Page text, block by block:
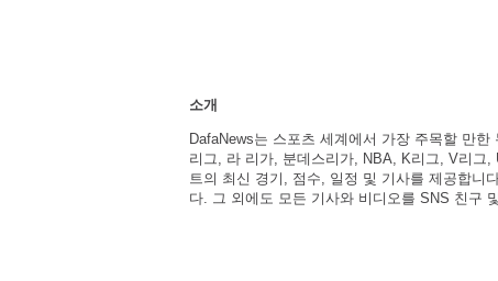
소개
DafaNews는 스포츠 세계에서 가장 주목할 만
리그, 라 리가, 분데스리가, NBA, K리그, V리그
트의 최신 경기, 점수, 일정 및 기사를 제공합니
다. 그 외에도 모든 기사와 비디오를 SNS 친구